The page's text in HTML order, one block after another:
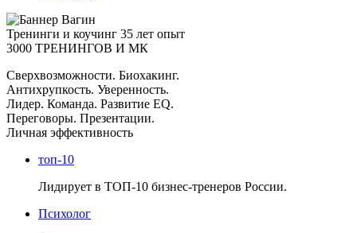
Тренинги и коучинг 35 лет опыт
3000 ТРЕНИНГОВ И МК
Сверхвозможности. Биохакинг.
Антихрупкость. Уверенность.
Лидер. Команда. Развитие EQ.
Переговоры. Презентации.
Личная эффективность
топ-10
Лидирует в ТОП-10 бизнес-тренеров России.
Психолог